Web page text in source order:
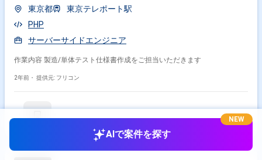
東京都
東京テレポート駅
PHP
サーバーサイドエンジニア
作業内容 製造/単体テスト仕様書作成をご担当いただきます
2年前・ 提供元: フリコン
AIで案件を探す
NEW